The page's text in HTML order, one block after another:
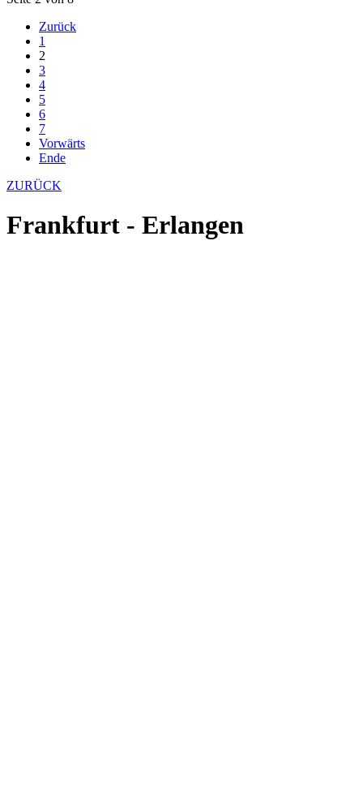
Zurück
1
2
3
4
5
6
7
Vorwärts
Ende
ZURÜCK
Frankfurt - Erlangen